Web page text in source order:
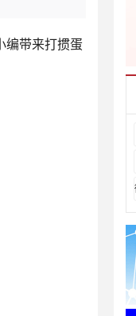
编带来打掼蛋